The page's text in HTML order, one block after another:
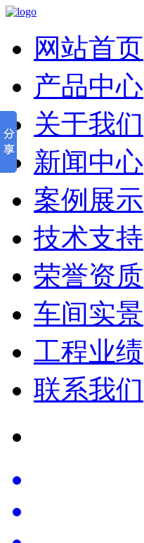
网站首页
产品中心
关于我们
新闻中心
案例展示
技术支持
荣誉资质
车间实景
工程业绩
联系我们